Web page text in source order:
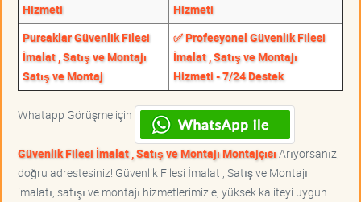
Hizmeti
Hizmeti
Pursaklar Güvenlik Filesi
İmalat , Satış ve Montajı
Satış ve Montaj
✅ Profesyonel Güvenlik Filesi
İmalat , Satış ve Montajı
Hizmeti - 7/24 Destek
Whatapp Görüşme için
Güvenlik Filesi İmalat , Satış ve Montajı MontajçısıArıyorsanız,
doğru adrestesiniz! Güvenlik Filesi İmalat , Satış ve Montajı
imalatı, satışı ve montajı hizmetlerimizle, yüksek kaliteyi uygun